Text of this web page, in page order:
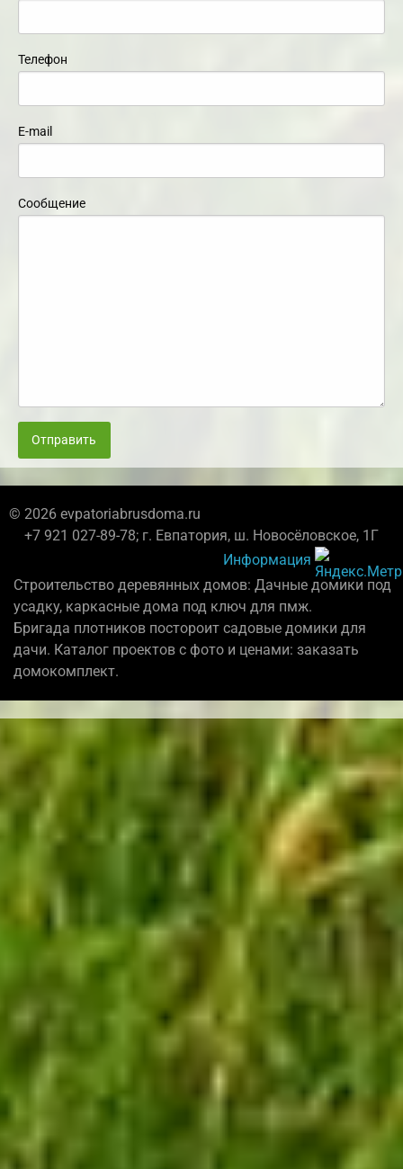
Телефон
E-mail
Сообщение
Отправить
© 2026 evpatoriabrusdoma.ru
+7 921 027-89-78; г. Евпатория, ш. Новосёловское, 1Г
Информация
Строительство деревянных домов: Дачные домики под
усадку, каркасные дома под ключ для пмж.
Бригада плотников постороит садовые домики для
дачи. Каталог проектов с фото и ценами: заказать
домокомплект.